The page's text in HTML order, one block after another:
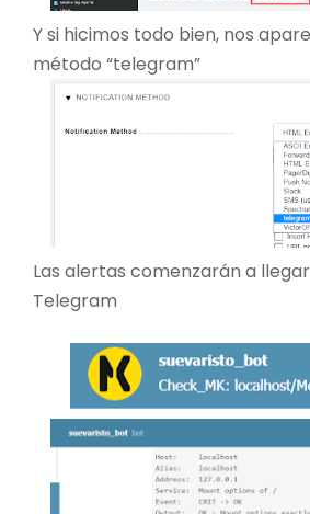
Y si hicimos todo bien, nos
método “telegram”
Las alertas comenzarán a
Telegram